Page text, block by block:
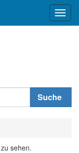
Suche
sehen.